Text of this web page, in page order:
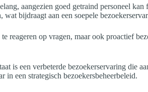
aangezien goed getraind personeel
bijdraagt aan een soepele
reageren op vragen, maar ook proactief
is een verbeterde bezoekerservaring die
een strategisch bezoekersbeheerbeleid.